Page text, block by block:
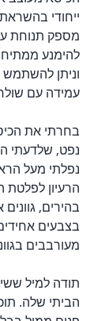
ייחודי
מספק תנוחת
להימנע
וניתן להשתמש
עמידה עם
בחרתי את
נפט, שלדעתי
נפלתי מעל
הרעיון
בהירים,
בצבעים
מעורבבים
תודה למיל
הביתי שלה.